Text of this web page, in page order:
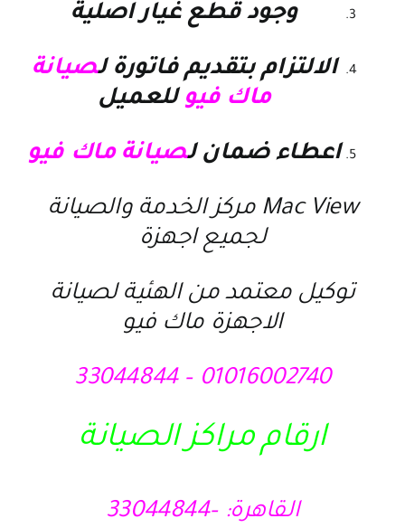
وجود قطع غيار اصلية
الالتزام بتقديم فاتورة لصيانة
ماك فيوللعميل
اعطاء ضمان لصيانة ماك فيو
Mac View مركز الخدمة والصيانة
لجميع اجهزة
توكيل معتمد من الهئية لصيانة
الاجهزة ماك فيو
01016002740 – 33044844
ارقام مراكز الصيانة
القاهرة: –33044844